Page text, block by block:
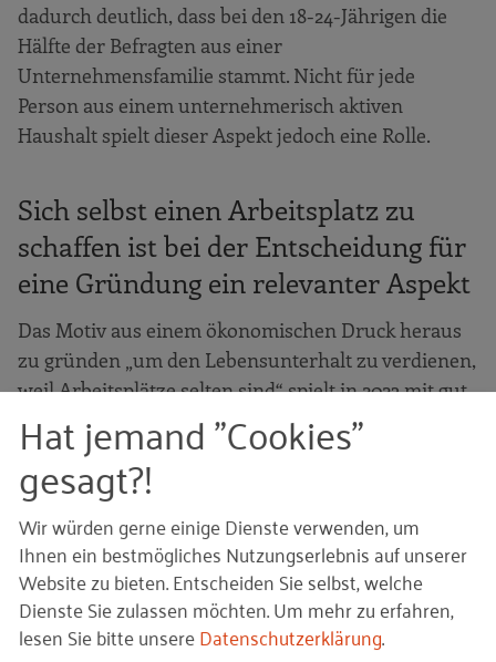
dadurch deutlich, dass bei den 18-24-Jährigen die
Hälfte der Befragten aus einer
Unternehmensfamilie stammt. Nicht für jede
Person aus einem unternehmerisch aktiven
Haushalt spielt dieser Aspekt jedoch eine Rolle.
Sich selbst einen Arbeitsplatz zu
schaffen ist bei der Entscheidung für
eine Gründung ein relevanter Aspekt
Das Motiv aus einem ökonomischen Druck heraus
zu gründen „um den Lebensunterhalt zu verdienen,
weil Arbeitsplätze selten sind“ spielt in 2023 mit gut
45% eine ähnlich wichtige Rolle für die 18-24–
Jährigen wie der Aspekt der Weltveränderung. Dies
zeigt, dass sowohl Chancen zu nutzen sowie der
Aufstieg aus einer ungünstigen finanziellen
Situation bei jungen Menschen relevant für eine
Gründung ist.
Bei der Gründung ist das Thema
Hat jemand "Cookies"
gesagt?!
Wir würden gerne einige Dienste verwenden, um
Ihnen ein bestmögliches Nutzungserlebnis auf unserer
Website zu bieten. Entscheiden Sie selbst, welche
Dienste Sie zulassen möchten.Um mehr zu erfahren,
lesen Sie bitte unsereDatenschutzerklärung.